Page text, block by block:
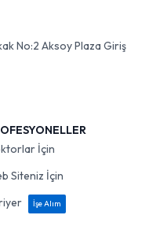
No:2 Aksoy Plaza Giriş
İçin
Siteniz İçin
İşe Alım